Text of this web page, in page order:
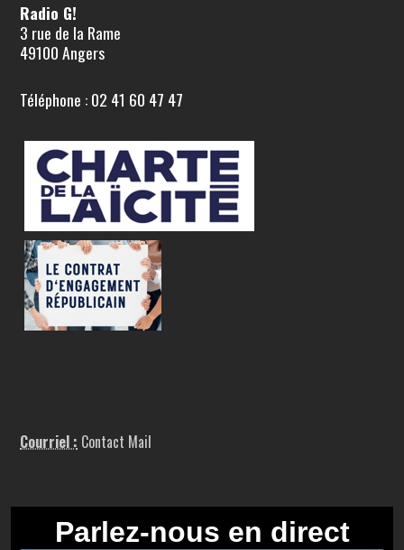
Radio G!
3 rue de la Rame
49100 Angers
Téléphone : 02 41 60 47 47
Courriel : Contact Mail